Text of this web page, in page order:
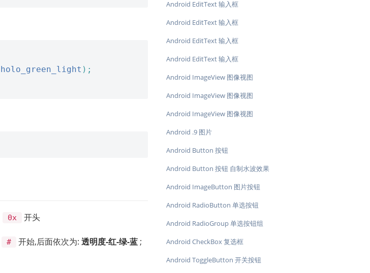
holo_green_light );
0x 开头
# 开始,后面依次为:透明度-红-绿-蓝 ;
Android EditText 输入框
Android EditText 输入框
Android EditText 输入框
Android EditText 输入框
Android ImageView 图像视图
Android ImageView 图像视图
Android ImageView 图像视图
Android .9 图片
Android Button 按钮
Android Button 按钮 自制水波效果
Android ImageButton 图片按钮
Android RadioButton 单选按钮
Android RadioGroup 单选按钮组
Android CheckBox 复选框
Android ToggleButton 开关按钮